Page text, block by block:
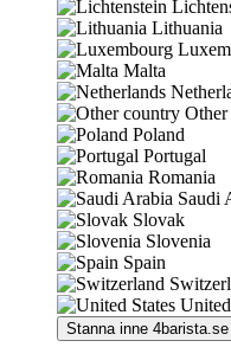
Lithuania
Malta
Poland
Portugal
Romania
Saudi
Slovak
Slovenia
Spain
Stanna inne 4barista.se